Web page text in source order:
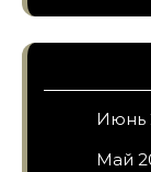
Июнь
Май